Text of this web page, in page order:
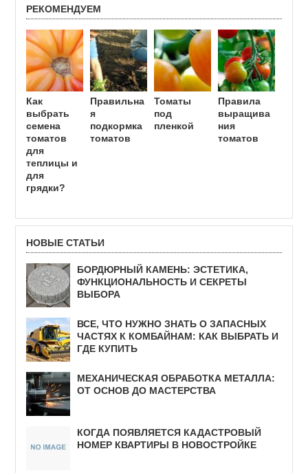
РЕКОМЕНДУЕМ
Как
выбрать
семена
томатов
для
теплицы и
для
грядки?
Правильна
я
подкормка
томатов
Томаты
под
пленкой
Правила
выращива
ния
томатов
НОВЫЕ СТАТЬИ
БОРДЮРНЫЙ КАМЕНЬ: ЭСТЕТИКА,
ФУНКЦИОНАЛЬНОСТЬ И СЕКРЕТЫ
ВЫБОРА
ВСЕ, ЧТО НУЖНО ЗНАТЬ О ЗАПАСНЫХ
ЧАСТЯХ К КОМБАЙНАМ: КАК ВЫБРАТЬ И
ГДЕ КУПИТЬ
МЕХАНИЧЕСКАЯ ОБРАБОТКА МЕТАЛЛА:
ОТ ОСНОВ ДО МАСТЕРСТВА
КОГДА ПОЯВЛЯЕТСЯ КАДАСТРОВЫЙ
НОМЕР КВАРТИРЫ В НОВОСТРОЙКЕ